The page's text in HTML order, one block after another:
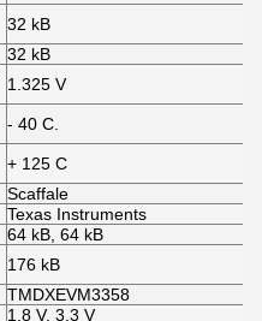
32 kB
32 kB
1.325 V
- 40 C.
+ 125 C
Scaffale
Texas Instruments
64 kB, 64 kB
176 kB
TMDXEVM3358
1.8 V, 3.3 V